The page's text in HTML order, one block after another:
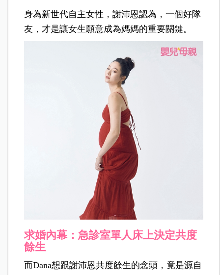
身為新世代自主女性，謝沛恩認為，一個好隊
友，才是讓女生願意成為媽媽的重要關鍵。
求婚內幕：急診室單人床上決定共度
餘生
而Dana想跟謝沛恩共度餘生的念頭，竟是源自